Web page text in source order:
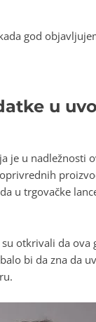
god
u
je u nadležnosti
u trgovačke
otkrivali da
bi da zna da